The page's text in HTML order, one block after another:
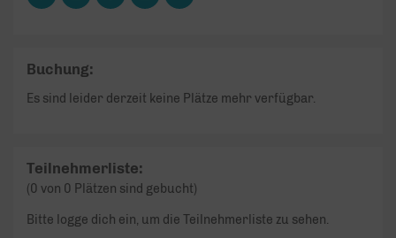
Buchung:
Es sind leider derzeit keine Plätze mehr verfügbar.
Teilnehmerliste:
(0 von 0 Plätzen sind gebucht)
Bitte logge dich ein, um die Teilnehmerliste zu sehen.